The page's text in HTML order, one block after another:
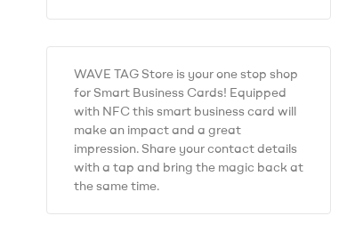
WAVE TAG Store is your one stop shop
for Smart Business Cards! Equipped
with NFC this smart business card will
make an impact and a great
impression. Share your contact details
with a tap and bring the magic back at
the same time.